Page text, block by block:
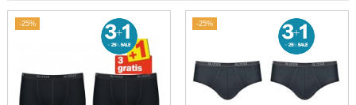
-25% -25%